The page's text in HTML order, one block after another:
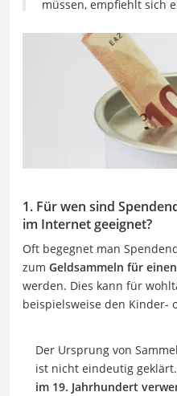
müssen, empfiehlt sich
1. Für wen sind
im Internet geeignet?
Oft begegnet man
zum Geldsammeln für
werden. Dies kann für
beispielsweise den Kinder-
Der Ursprung von
ist nicht eindeutig
im 19. Jahrhundert